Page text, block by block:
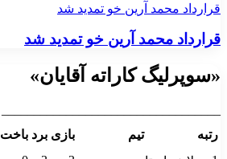
قرارداد محمد آرين خو تمديد شد
قرارداد محمد آرين خو تمديد شد
«سوپرلیگ کاراته آقایان»
رتبه
تیم بازی برد باخت